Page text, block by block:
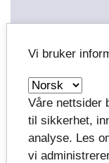
Vi bruker
Våre nettsider
til sikkerhet,
analyse. Les
vi